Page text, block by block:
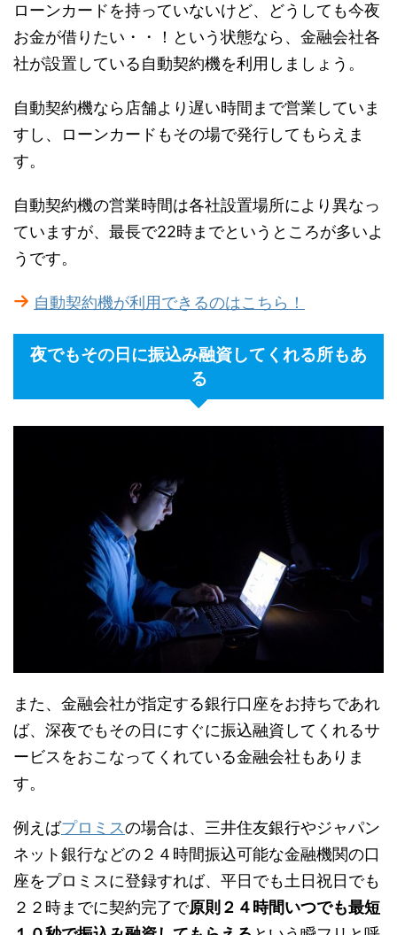
ローンカードを持っていないけど、どうしても今夜
お金が借りたい・・！という状態なら、金融会社各
社が設置している自動契約機を利用しましょう。
自動契約機なら店舗より遅い時間まで営業していま
すし、ローンカードもその場で発行してもらえま
す。
自動契約機の営業時間は各社設置場所により異なっ
ていますが、最長で22時までというところが多いよ
うです。
自動契約機が利用できるのはこちら！
夜でもその日に振込み融資してくれる所もあ
る
また、金融会社が指定する銀行口座をお持ちであれ
ば、深夜でもその日にすぐに振込融資してくれるサ
ービスをおこなってくれている金融会社もありま
す。
例えばプロミスの場合は、三井住友銀行やジャパン
ネット銀行などの２４時間振込可能な金融機関の口
座をプロミスに登録すれば、平日でも土日祝日でも
２２時までに契約完了で原則２４時間いつでも最短